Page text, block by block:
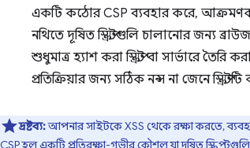
একটি কঠোর CSP ব্যবহার করে,
নথিতে দূষিত স্ক্রিপ্টগুলি চালানোর জন্য
শুধুমাত্র হ্যাশ করা স্ক্রিপ্ট বা সার্ভারে
প্রতিক্রিয়ার জন্য সঠিক নন্স না জেনে
দ্রষ্টব্য:আপনার সাইটকে XSS থেকে রক্ষা করতে,
CSP হল একটিপ্রতিরক্ষা-গভীরকৌশল যা দূষিত